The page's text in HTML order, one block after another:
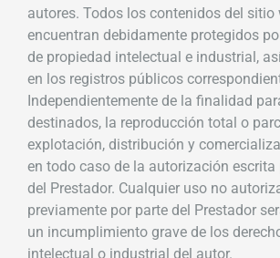
autores. Todos los contenidos del sitio
encuentran debidamente protegidos
de propiedad intelectual e industrial,
en los registros públicos
Independientemente de la finalidad
destinados, la reproducción total o
explotación, distribución y
en todo caso de la autorización escrita
del Prestador. Cualquier uso no
previamente por parte del Prestador
un incumplimiento grave de los
intelectual o industrial del autor.